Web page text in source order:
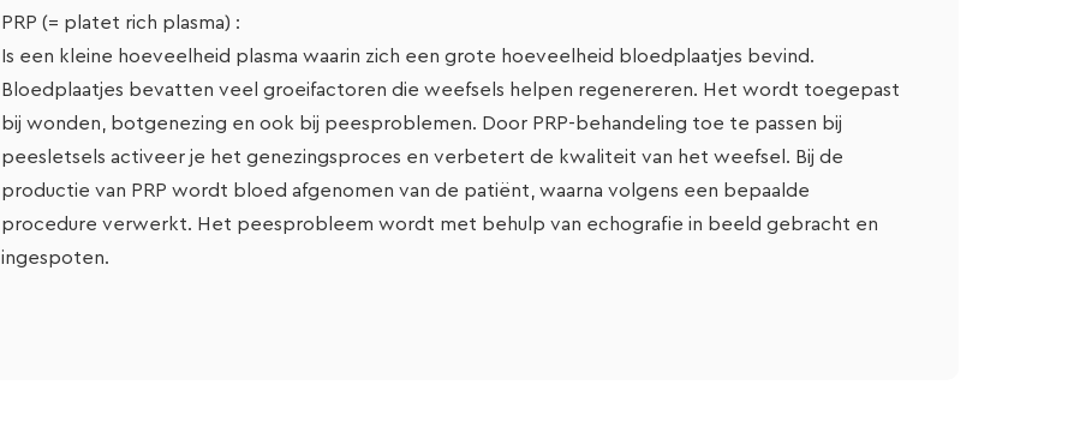
PRP (= platet rich plasma) :
Is een kleine hoeveelheid plasma waarin zich een grote hoeveelheid bloedplaatjes bevind.
Bloedplaatjes bevatten veel groeifactoren die weefsels helpen regenereren. Het wordt toegepast
bij wonden, botgenezing en ook bij peesproblemen. Door PRP-behandeling toe te passen bij
peesletsels activeer je het genezingsproces en verbetert de kwaliteit van het weefsel. Bij de
productie van PRP wordt bloed afgenomen van de patiënt, waarna volgens een bepaalde
procedure verwerkt. Het peesprobleem wordt met behulp van echografie in beeld gebracht en
ingespoten.